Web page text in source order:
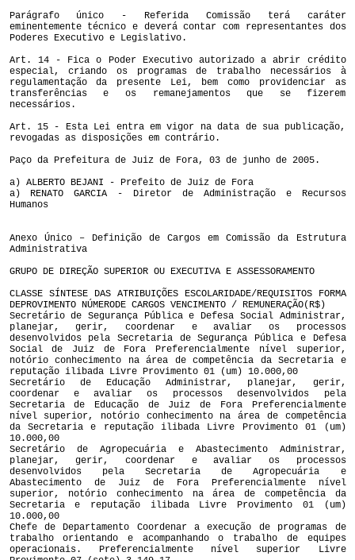
Parágrafo único - Referida Comissão terá caráter
eminentemente técnico e deverá contar com representantes dos
Poderes Executivo e Legislativo.
Art. 14 - Fica o Poder Executivo autorizado a abrir crédito
especial, criando os programas de trabalho necessários à
regulamentação da presente Lei, bem como providenciar as
transferências e os remanejamentos que se fizerem
necessários.
Art. 15 - Esta Lei entra em vigor na data de sua publicação,
revogadas as disposições em contrário.
Paço da Prefeitura de Juiz de Fora, 03 de junho de 2005.
a) ALBERTO BEJANI - Prefeito de Juiz de Fora
a) RENATO GARCIA - Diretor de Administração e Recursos
Humanos
Anexo Único – Definição de Cargos em Comissão da Estrutura
Administrativa
GRUPO DE DIREÇÃO SUPERIOR OU EXECUTIVA E ASSESSORAMENTO
CLASSE SÍNTESE DAS ATRIBUIÇÕES ESCOLARIDADE/REQUISITOS FORMA
DEPROVIMENTO NÚMERODE CARGOS VENCIMENTO / REMUNERAÇÃO(R$)
Secretário de Segurança Pública e Defesa Social Administrar,
planejar, gerir, coordenar e avaliar os processos
desenvolvidos pela Secretaria de Segurança Pública e Defesa
Social de Juiz de Fora Preferencialmente nível superior,
notório conhecimento na área de competência da Secretaria e
reputação ilibada Livre Provimento 01 (um) 10.000,00
Secretário de Educação Administrar, planejar, gerir,
coordenar e avaliar os processos desenvolvidos pela
Secretaria de Educação de Juiz de Fora Preferencialmente
nível superior, notório conhecimento na área de competência
da Secretaria e reputação ilibada Livre Provimento 01 (um)
10.000,00
Secretário de Agropecuária e Abastecimento Administrar,
planejar, gerir, coordenar e avaliar os processos
desenvolvidos pela Secretaria de Agropecuária e
Abastecimento de Juiz de Fora Preferencialmente nível
superior, notório conhecimento na área de competência da
Secretaria e reputação ilibada Livre Provimento 01 (um)
10.000,00
Chefe de Departamento Coordenar a execução de programas de
trabalho orientando e acompanhando o trabalho de equipes
operacionais. Preferencialmente nível superior Livre